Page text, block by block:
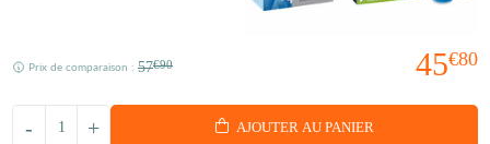
45€80
Prix de comparaison : 57€90
+
- AJOUTER AU PANIER